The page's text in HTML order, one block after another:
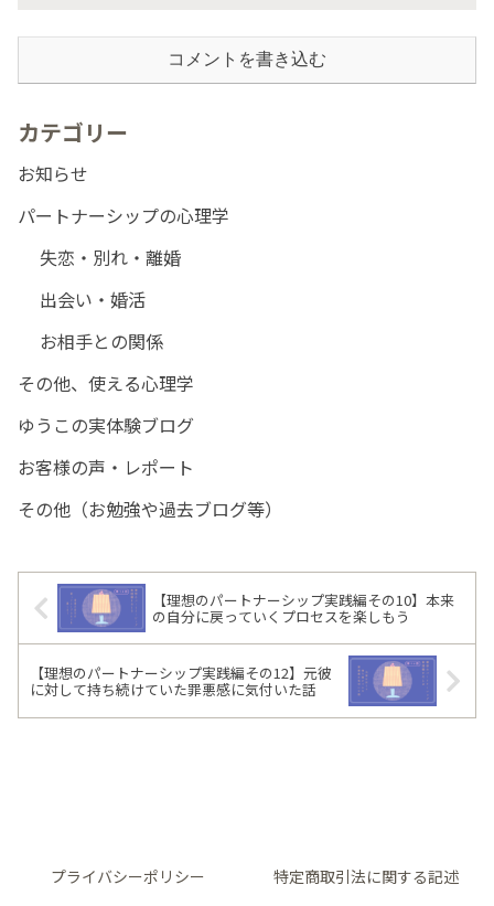
コメントを書き込む
カテゴリー
お知らせ
パートナーシップの心理学
失恋・別れ・離婚
出会い・婚活
お相手との関係
その他、使える心理学
ゆうこの実体験ブログ
お客様の声・レポート
その他（お勉強や過去ブログ等）
【理想のパートナーシップ実践編その10】本来
の自分に戻っていくプロセスを楽しもう
【理想のパートナーシップ実践編その12】元彼
に対して持ち続けていた罪悪感に気付いた話
プライバシーポリシー
特定商取引法に関する記述